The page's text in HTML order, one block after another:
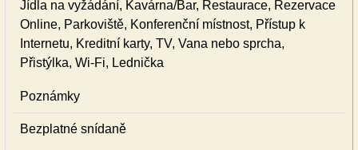
Jídla na vyžádání, Kavárna/Bar, Restaurace, Rezervace
Online, Parkoviště, Konferenční místnost, Přístup k
Internetu, Kreditní karty, TV, Vana nebo sprcha,
Přistýlka, Wi-Fi, Lednička
Poznámky
Bezplatné snídaně